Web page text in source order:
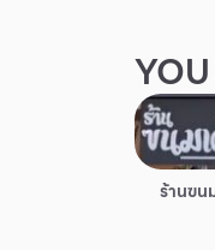
ร้านฃน